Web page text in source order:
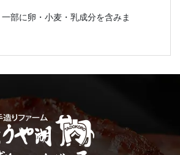
部に卵・小麦・乳成分を含みま